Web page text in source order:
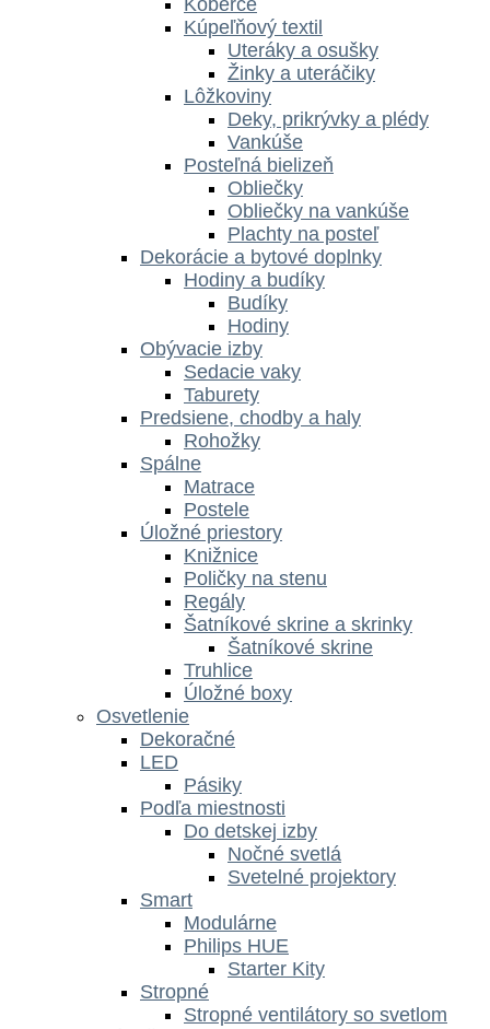
Kúpeľňový textil
Uteráky a osušky
Žinky a uteráčiky
Lôžkoviny
Deky, prikrývky a plédy
Vankúše
Posteľná bielizeň
Obliečky
Obliečky na vankúše
Plachty na posteľ
Dekorácie a bytové doplnky
Hodiny a budíky
Budíky
Hodiny
Obývacie izby
Sedacie vaky
Taburety
Predsiene, chodby a haly
Rohožky
Spálne
Matrace
Postele
Úložné priestory
Knižnice
Poličky na stenu
Regály
Šatníkové skrine a skrinky
Šatníkové skrine
Truhlice
Úložné boxy
Osvetlenie
Dekoračné
LED
Pásiky
Podľa miestnosti
Do detskej izby
Nočné svetlá
Svetelné projektory
Smart
Modulárne
Philips HUE
Starter Kity
Stropné
Stropné ventilátory so svetlom